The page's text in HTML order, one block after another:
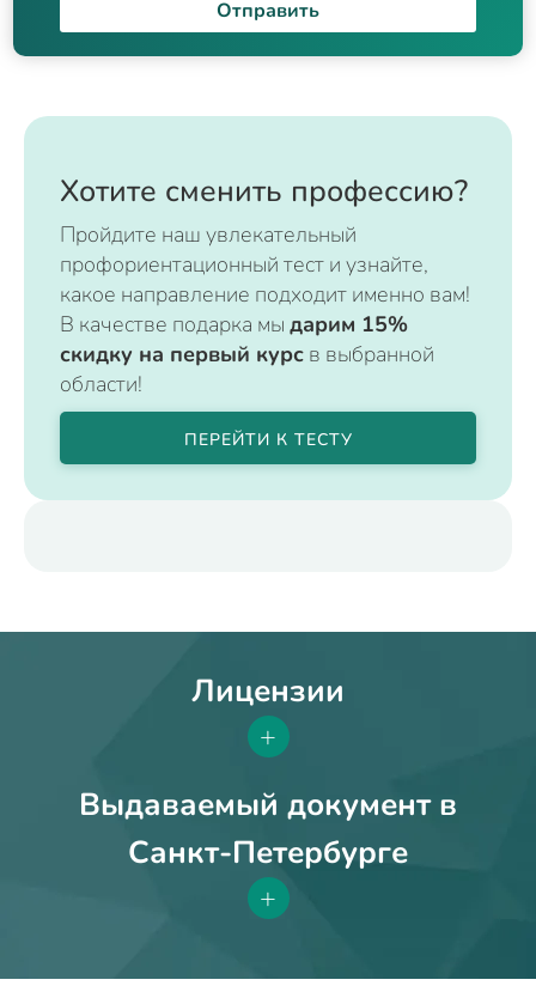
Отправить
Хотите сменить профессию?
Пройдите наш увлекательный
профориентационный тест и узнайте,
какое направление подходит именно вам!
В качестве подарка мы дарим 15%
скидку на первый курс в выбранной
области!
ПЕРЕЙТИ К ТЕСТУ
Лицензии
+
Выдаваемый документ в
Санкт-Петербурге
+